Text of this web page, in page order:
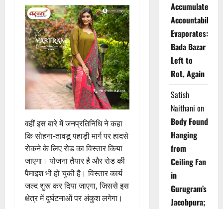
वहीं इस बारे में जनप्रतिनिधि ने कहा
कि सोहना-तावडू पहाड़ी मार्ग पर हादसे
रोकने के लिए रोड का विस्तार किया
जाएगा। योजना तैयार है और रोड की
पैमाइश भी हो चुकी है। विस्तार कार्य
जल्द शुरू कर दिया जाएगा, जिससे इस
क्षेत्र में दुर्घटनाओं पर अंकुश लगेगा।
Accumulates,
Accountability
Evaporates:
Bada Bazar
Left to
Rot, Again
Satish
Naithani on
Body Found
Hanging
from
Ceiling Fan
in
Gurugram’s
Jacobpura;